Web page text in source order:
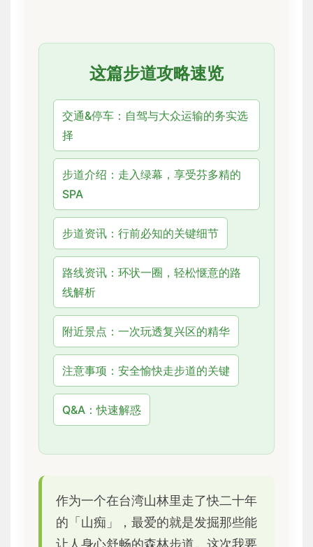
这篇步道攻略速览
交通&停车：自驾与大众运输的务实选
择
步道介绍：走入绿幕，享受芬多精的
SPA
步道资讯：行前必知的关键细节
路线资讯：环状一圈，轻松惬意的路
线解析
附近景点：一次玩透复兴区的精华
注意事项：安全愉快走步道的关键
Q&A：快速解惑
作为一个在台湾山林里走了快二十年
的「山痴」，最爱的就是发掘那些能
让人身心舒畅的森林步道。这次我要